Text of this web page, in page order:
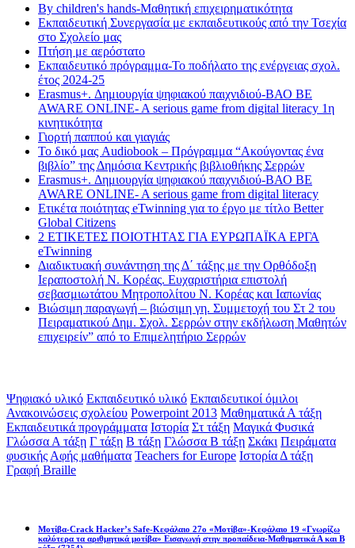
By children's hands-Μαθητική επιχειρηματικότητα
Εκπαιδευτική Συνεργασία με εκπαιδευτικούς από την Τσεχία
στο Σχολείο μας
Πτήση με αερόστατο
Εκπαιδευτικό πρόγραμμα-Το ποδήλατο της ενέργειας σχολ.
έτος 2024-25
Erasmus+. Δημιουργία ψηφιακού παιχνιδιού-ΒΑΟ BE
AWARE ONLINE- A serious game from digital literacy 1η
κινητικότητα
Γιορτή παππού και γιαγιάς
Το δικό μας Audiobook – Πρόγραμμα “Ακούγοντας ένα
βιβλίο” της Δημόσια Κεντρικής βιβλιοθήκης Σερρών
Erasmus+. Δημιουργία ψηφιακού παιχνιδιού-ΒΑΟ BE
AWARE ONLINE- A serious game from digital literacy
Ετικέτα ποιότητας eTwinning για το έργο με τίτλο Better
Global Citizens
2 ΕΤΙΚΕΤΕΣ ΠΟΙΟΤΗΤΑΣ ΓΙΑ ΕΥΡΩΠΑΪΚΑ ΕΡΓΑ
eTwinning
Διαδικτυακή συνάντηση της Δ΄ τάξης με την Ορθόδοξη
Ιεραποστολή Ν. Κορέας. Ευχαριστήρια επιστολή
σεβασμιωτάτου Μητροπολίτου Ν. Κορέας και Ιαπωνίας
Βιώσιμη παραγωγή – βιώσιμη γη. Συμμετοχή του Στ 2 του
Πειραματικού Δημ. Σχολ. Σερρών στην εκδήλωση Μαθητών
επιχειρείν” από το Επιμελητήριο Σερρών
Ψηφιακό υλικό Εκπαιδευτικό υλικό Εκπαιδευτικοί όμιλοι
Ανακοινώσεις σχολείου Powerpoint 2013 Μαθηματικά Α τάξη
Εκπαιδευτικά προγράμματα Ιστορία Στ τάξη Μαγικά Φυσικά
Γλώσσα Α τάξη Γ τάξη Β τάξη Γλώσσα Β τάξη Σκάκι Πειράματα
φυσικής Αφής μαθήματα Teachers for Europe Ιστορία Δ τάξη
Γραφή Braille
Μοτίβα-Crack Hacker’s Safe-Κεφάλαιο 27ο «Μοτίβα»-Κεφάλαιο 19 «Γνωρίζω
καλύτερα τα αριθμητικά μοτίβα» Εισαγωγή στην προπαίδεια-Μαθηματικά Α και Β